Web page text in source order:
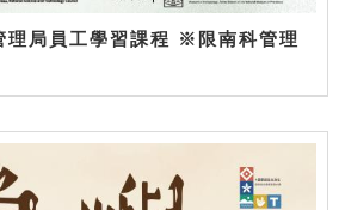
理局員工學習課程 ※限南科管理